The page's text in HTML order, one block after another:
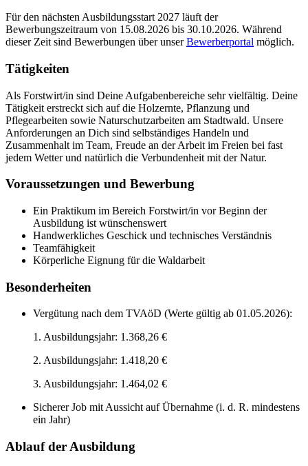
Für den nächsten Ausbildungsstart 2027 läuft der
Bewerbungszeitraum von 15.08.2026 bis 30.10.2026. Während
dieser Zeit sind Bewerbungen über unserBewerberportal möglich.
Tätigkeiten
Als Forstwirt/in sind Deine Aufgabenbereiche sehr vielfältig. Deine
Tätigkeit erstreckt sich auf die Holzernte, Pflanzung und
Pflegearbeiten sowie Naturschutzarbeiten am Stadtwald. Unsere
Anforderungen an Dich sind selbständiges Handeln und
Zusammenhalt im Team, Freude an der Arbeit im Freien bei fast
jedem Wetter und natürlich die Verbundenheit mit der Natur.
Voraussetzungen und Bewerbung
Ein Praktikum im Bereich Forstwirt/in vor Beginn der
Ausbildung ist wünschenswert
Handwerkliches Geschick und technisches Verständnis
Teamfähigkeit
Körperliche Eignung für die Waldarbeit
Besonderheiten
Vergütung nach dem TVAöD (Werte gültig ab 01.05.2026):
1. Ausbildungsjahr: 1.368,26 €
2. Ausbildungsjahr: 1.418,20 €
3. Ausbildungsjahr: 1.464,02 €
Sicherer Job mit Aussicht auf Übernahme (i. d. R. mindestens
ein Jahr)
Ablauf der Ausbildung